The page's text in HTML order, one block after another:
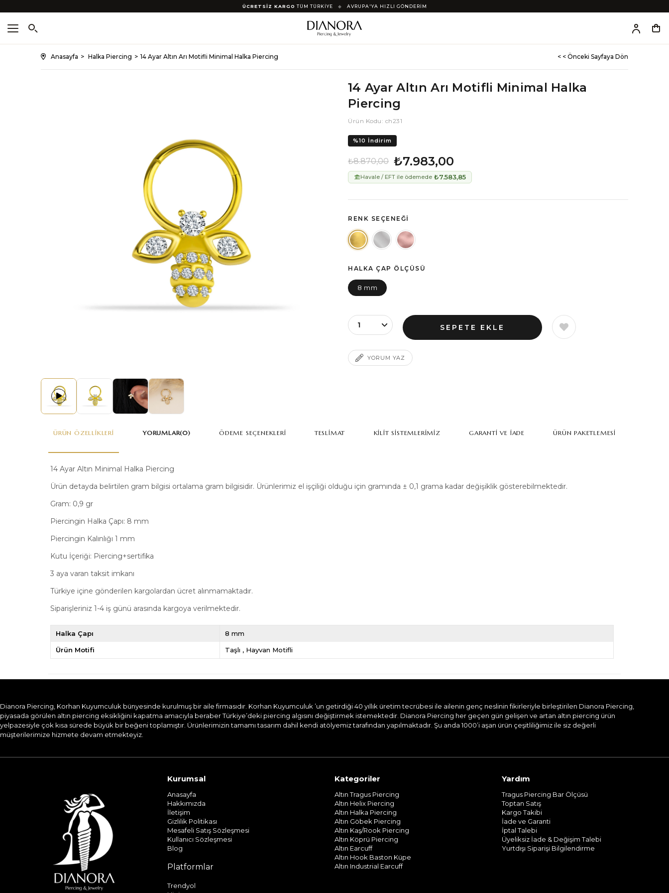
ÜCRETSİZ KARGO TÜM TÜRKİYE ◆ AVRUPA'YA HIZLI GÖNDERİM
Anasayfa Halka Piercing 14 Ayar Altın Arı Motifli Minimal Halka Piercing < < Önceki Sayfaya Dön
14 Ayar Altın Arı Motifli Minimal Halka
Piercing
Ürün Kodu: ch231
%10 İndirim
₺8.870,00 ₺7.983,00
Havale / EFT ile ödemede ₺7.583,85
RENK SEÇENEĞI
HALKA ÇAP ÖLÇÜSÜ
8 mm
YORUM YAZ
ÜRÜN ÖZELLIKLERI
14 Ayar Altın Minimal Halka Piercing
Ürün detayda belirtilen gram bilgisi ortalama gram bilgisidir. Ürünlerimiz el işçiliği olduğu için gramında ± 0,1 grama kadar değişiklik gösterebilmektedir.
Gram: 0,9 gr
Piercingin Halka Çapı: 8 mm
Piercingin Kalınlığı 1 mm
Kutu İçeriği: Piercing+sertifika
3 aya varan taksit imkanı
Türkiye içine gönderilen kargolardan ücret alınmamaktadır.
Siparişleriniz 1-4 iş günü arasında kargoya verilmektedir.
Halka Çapı 8 mm
Ürün Motifi Taşlı Hayvan Motifli
YORUMLAR(0) ÖDEME SEÇENEKLERI TESLIMAT KILIT SISTEMLERIMIZ GARANTI VE İADE ÜRÜN PAKETLEMESI
Dianora Piercing, Korhan Kuyumculuk bünyesinde kurulmuş bir aile firmasıdır. Korhan Kuyumculuk ’un getirdiği 40 yıllık üretim tecrübesi ile ailenin genç neslinin fikirleriyle birleştirilen Dianora Piercing,
piyasada görülen altın piercing eksikliğini kapatma amacıyla beraber Türkiye’deki piercing algısını değiştirmek istemektedir. Dianora Piercing her geçen gün gelişen ve artan altın piercing ürün
yelpazesiyle çok kısa sürede büyük bir beğeni toplamıştır. Ürünlerimizin tamamı tasarım dahil kendi atölyemiz tarafından yapılmaktadır. Şu anda 1000’i aşan ürün çeşitliliğimiz ile siz değerli
müşterilerimize hizmete devam etmekteyiz.​
Kurumsal
Anasayfa
Hakkımızda
İletişim
Gizlilik Politikası
Mesafeli Satış Sözleşmesi
Kullanıcı Sözleşmesi
Blog
Platformlar
Trendyol
Kategoriler
Altın Tragus Piercing
Altın Helix Piercing
Altın Halka Piercing
Altın Göbek Piercing
Altın Kaş/Rook Piercing
Altın Köprü Piercing
Altın Earcuff
Altın Hook Baston Küpe
Altın Industrial Earcuff
Yardım
Tragus Piercing Bar Ölçüsü
Toptan Satış
Kargo Takibi
İade ve Garanti
İptal Talebi
Üyeliksiz İade & Değişim Talebi
Yurtdışı Siparişi Bilgilendirme